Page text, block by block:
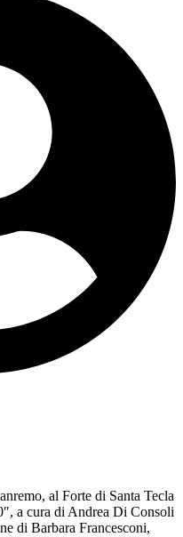
al Forte di Santa Tecla
a cura di Andrea Di Consoli
di Barbara Francesconi,